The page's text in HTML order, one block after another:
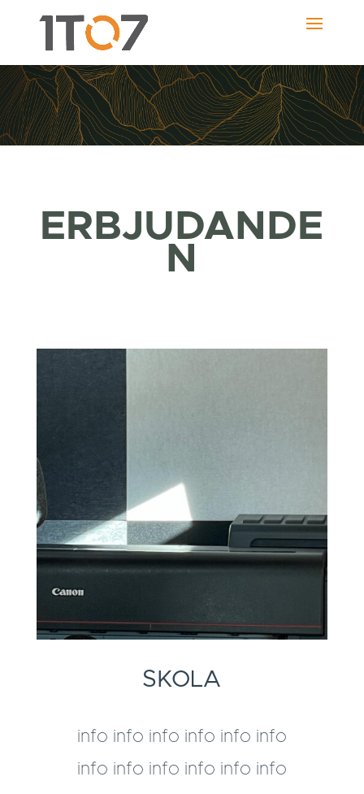
ERBJUDANDE
N
SKOLA
info info info info info info
info info info info info info